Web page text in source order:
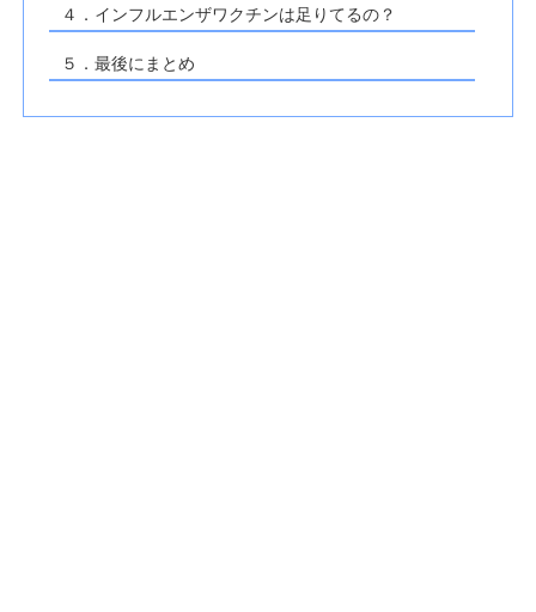
４．インフルエンザワクチンは足りてるの？
５．最後にまとめ